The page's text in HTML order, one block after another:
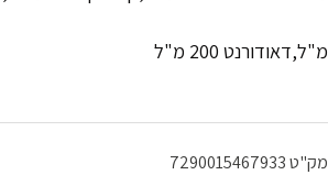
מ"ל,דאודורנט 200 מ"ל
מק"ט7290015467933